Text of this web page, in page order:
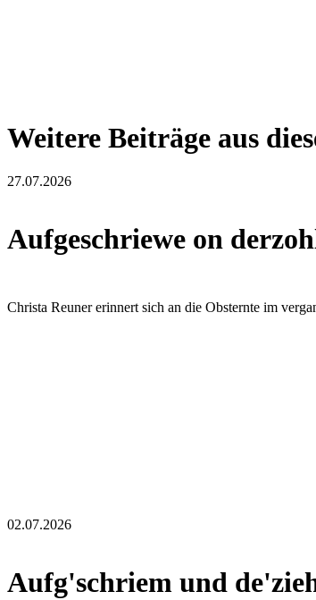
Weitere Beiträge aus
27.07.2026
Aufgeschriewe on
Christa Reuner erinnert sich an die Obsternte im
02.07.2026
Aufg'schriem und